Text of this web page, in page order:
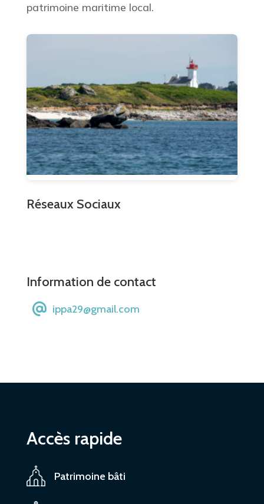
patrimoine maritime local.
Réseaux Sociaux
Information de contact
ippa29@gmail.com
Accès rapide
Patrimoine bâti